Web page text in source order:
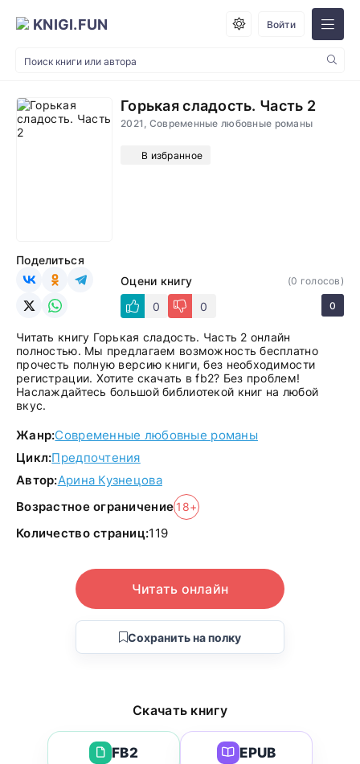
KNIGI.FUN Войти
Горькая сладость. Часть 2
2021, Современные любовные романы
В избранное
Оцени книгу
0
0
(0 голосов)
0
Поделиться
Читать книгу Горькая сладость. Часть 2 онлайн
полностью. Мы предлагаем возможность бесплатно
прочесть полную версию книги, без необходимости
регистрации. Хотите скачать в fb2? Без проблем!
Наслаждайтесь большой библиотекой книг на любой
вкус.
Жанр:Современные любовные романы
Цикл:Предпочтения
Автор:Арина Кузнецова
Возрастное ограничение 18+
Количество страниц:119
Читать онлайн
Сохранить на полку
Скачать книгу
FB2 EPUB